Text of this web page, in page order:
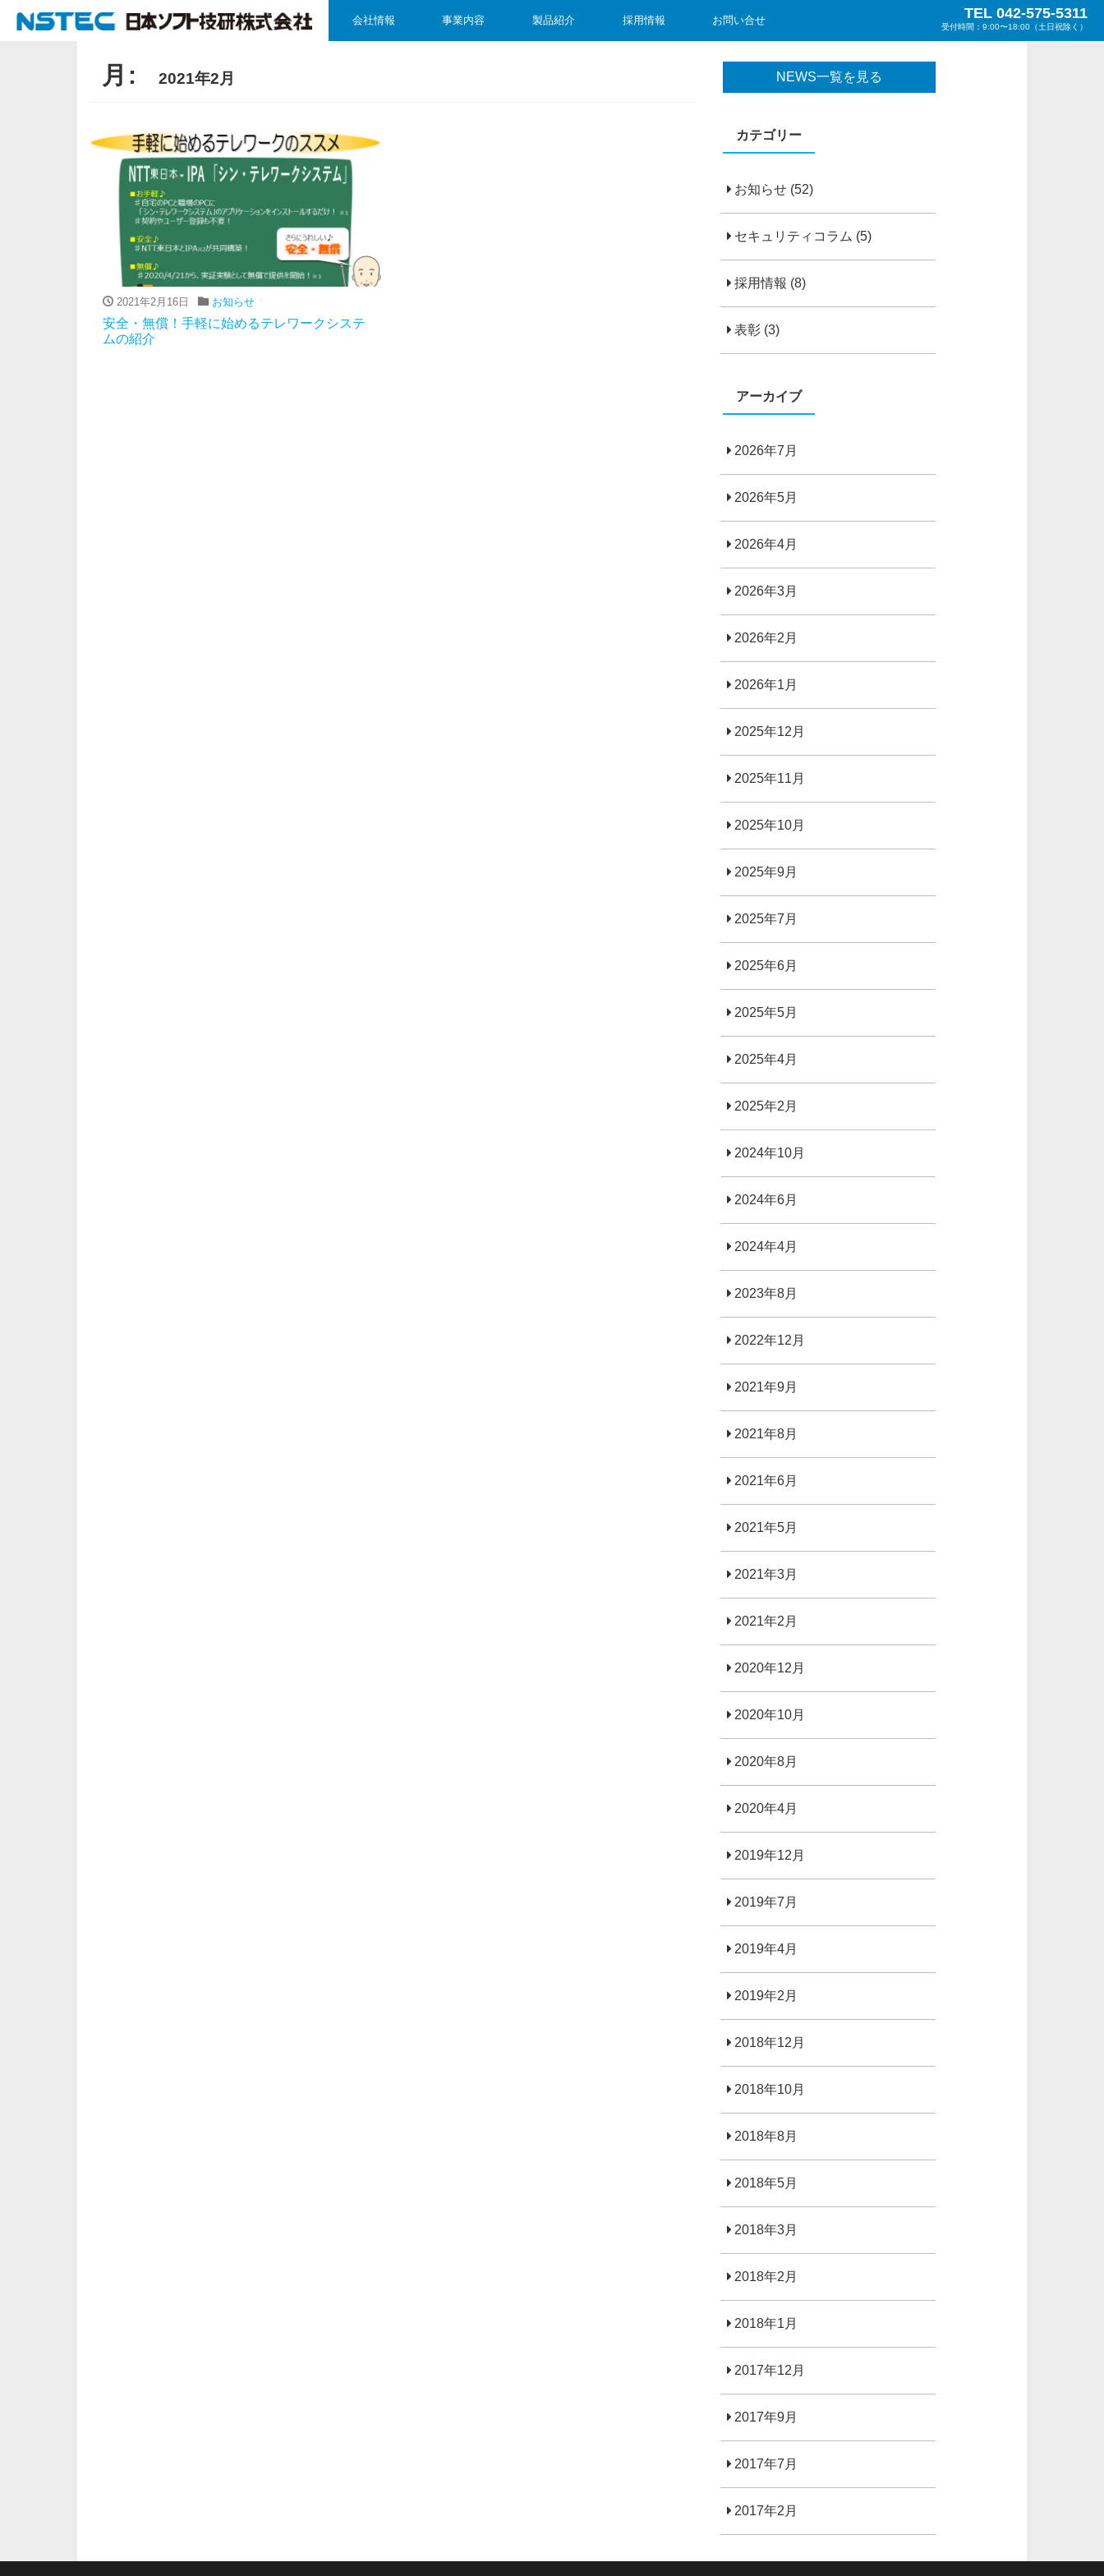
会社情報 事業内容 製品紹介 採用情報 お問い合せ TEL 042-575-5311
受付時間：9:00〜18:00（土日祝除く）
月: 2021年2月
2021年2月16日 お知らせ
安全・無償！手軽に始めるテレワークシステ
ムの紹介
NEWS一覧を見る
カテゴリー
お知らせ(52)
セキュリティコラム (5)
採用情報 (8)
表彰(3)
アーカイブ
2026年7月
2026年5月
2026年4月
2026年3月
2026年2月
2026年1月
2025年12月
2025年11月
2025年10月
2025年9月
2025年7月
2025年6月
2025年5月
2025年4月
2025年2月
2024年10月
2024年6月
2024年4月
2023年8月
2022年12月
2021年9月
2021年8月
2021年6月
2021年5月
2021年3月
2021年2月
2020年12月
2020年10月
2020年8月
2020年4月
2019年12月
2019年7月
2019年4月
2019年2月
2018年12月
2018年10月
2018年8月
2018年5月
2018年3月
2018年2月
2018年1月
2017年12月
2017年9月
2017年7月
2017年2月